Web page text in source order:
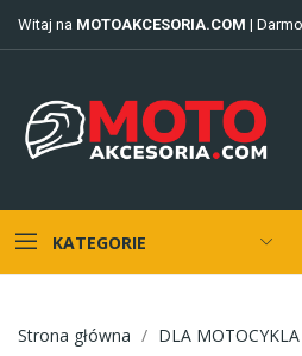
Witaj na MOTOAKCESORIA.COM |
KATEGORIE
Strona główna DLA MOTOCYKLA